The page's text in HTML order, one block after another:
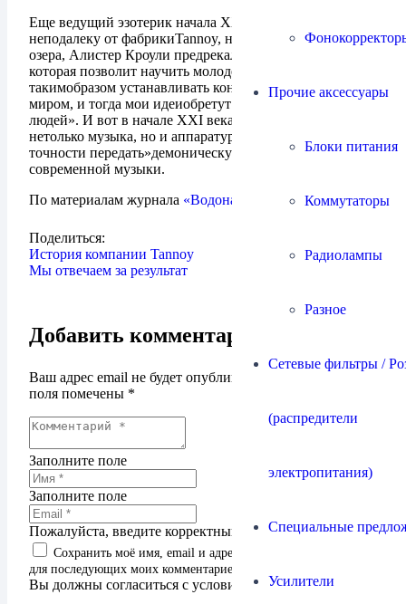
Прочие аксессуары
Блоки питания
Коммутаторы
Радиолампы
Разное
Сетевые фильтры /
(распредители
электропитания)
Специальные
Усилители
Еще ведущий эзотерик начала ХХ века, живший
неподалеку от фабрикиTannoy, на берегу Лохнесского
озера, Алистер Кроули предрекал: «Появитсямузыка,
которая позволит научить молодежь впадать в транс и
такимобразом устанавливать контакт с демоническим
миром, и тогда мои идеиобретут понимание среди
людей». И вот в начале ХХI века появилась уже
нетолько музыка, но и аппаратура, способная в
точности передать»демоническую составляющую»
современной музыки.
По материалам журнала «Водонапорная башня»
Поделиться:
История компании Tannoy
Мы отвечаем за результат
Добавить комментарий
Ваш адрес email не будет опубликован.
поля помечены *
Заполните поле
Заполните поле
Пожалуйста, введите корректный адрес email.
Сохранить моё имя, email и адрес сайта в этом браузере
для последующих моих комментариев.
Вы должны согласиться с условиями для продолжения